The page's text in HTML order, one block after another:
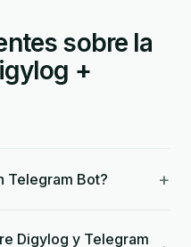
sobre la
+
Telegram Bot? +
Digylog y Telegram